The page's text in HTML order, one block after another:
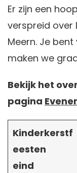
Er zijn een
verspreid over
Meern. Je
maken we
Bekijk het
pagina
Kinderkerstf
eesten
eind